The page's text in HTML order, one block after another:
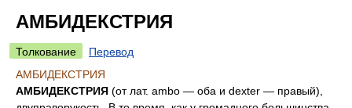
АМБИДЕКСТРИЯ
Толкование
Перевод
АМБИДЕКСТРИЯ
АМБИДЕКСТРИЯ (от лат. ambo — оба и dexter — правый),